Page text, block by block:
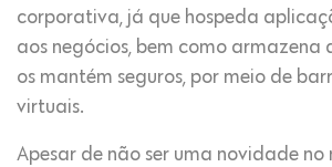
corporativa, já que hospeda
aos negócios, bem como armazena
os mantém seguros, por meio de
virtuais.
Apesar de não ser uma novidade no